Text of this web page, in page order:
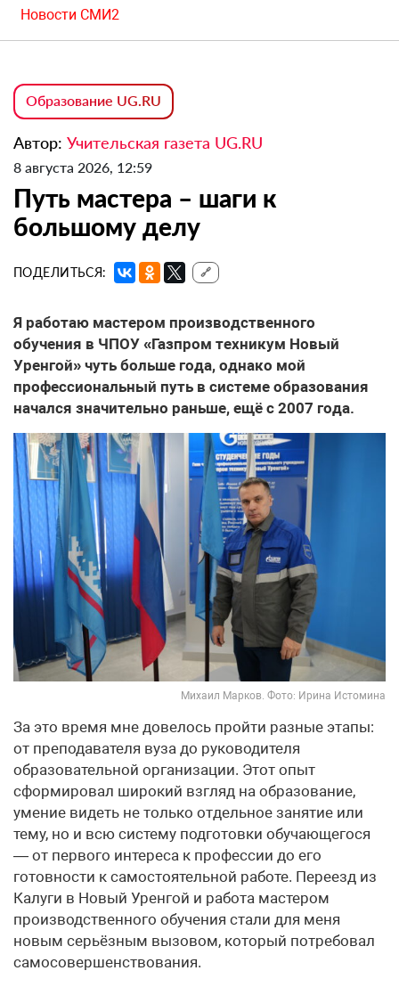
Новости СМИ2
Образование UG.RU
Автор: Учительская газета UG.RU
8 августа 2026, 12:59
Путь мастера – шаги к
большому делу
ПОДЕЛИТЬСЯ: 🔗
Я работаю мастером производственного
обучения в ЧПОУ «Газпром техникум Новый
Уренгой» чуть больше года, однако мой
профессиональный путь в системе образования
начался значительно раньше, ещё с 2007 года.
Михаил Марков. Фото: Ирина Истомина
За это время мне довелось пройти разные этапы:
от преподавателя вуза до руководителя
образовательной организации. Этот опыт
сформировал широкий взгляд на образование,
умение видеть не только отдельное занятие или
тему, но и всю систему подготовки обучающегося
— от первого интереса к профессии до его
готовности к самостоятельной работе. Переезд из
Калуги в Новый Уренгой и работа мастером
производственного обучения стали для меня
новым серьёзным вызовом, который потребовал
самосовершенствования.